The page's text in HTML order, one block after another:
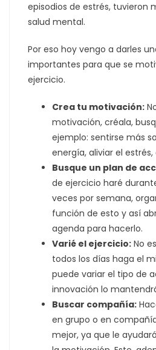
episodios de estrés, tuvieron
salud mental.
Por eso hoy vengo a darles
importantes para que se
ejercicio.
Crea tu motivación:
motivación, créala,
ejemplo: sentirse más
energía, aliviar el estrés,
Busque un plan de
de ejercicio haré
veces por semana,
función de esto y así
agenda para hacerlo.
Varié el ejercicio: No
todos los días haga el
puede variar el tipo de
innovación lo
Buscar compañía:
en grupo o en
mejor, ya que le